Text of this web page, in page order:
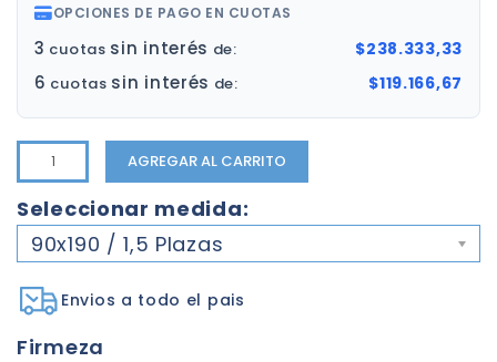
OPCIONES DE PAGO EN CUOTAS
3 cuotas sin interés de: $238.333,33
6 cuotas sin interés de: $119.166,67
AGREGAR AL CARRITO
Seleccionar medida:
90x190 / 1,5 Plazas
Envios a todo el pais
Firmeza